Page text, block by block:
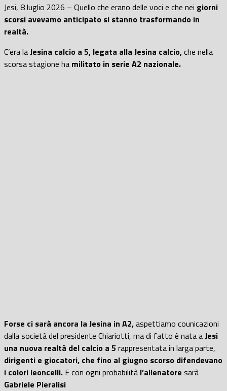
Jesi, 8 luglio 2026 – Quello che erano delle voci e che nei giorni
scorsi avevamo anticipato si stanno trasformando in
realtà.
C’era laJesina calcio a 5, legata alla Jesina calcio,che nella
scorsa stagione ha militato in serie A2 nazionale.
Forse ci sarà ancora la Jesina in A2,aspettiamo counicazioni
dalla società del presidente Chiariotti, ma di fatto è nata aJesi
una nuova realtà del calcio a 5 rappresentata in larga parte,
dirigenti e giocatori, che fino al giugno scorso difendevano
i colori leoncelli. E con ogni probabilità l’allenatore sarà
Gabriele Pieralisi